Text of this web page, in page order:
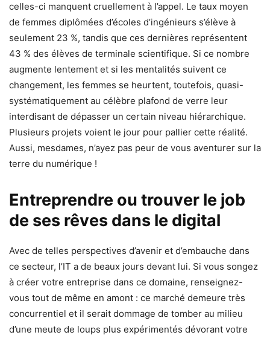
celles-ci manquent cruellement à l’appel. Le taux moyen
de femmes diplômées d’écoles d’ingénieurs s’élève à
seulement 23 %, tandis que ces dernières représentent
43 % des élèves de terminale scientifique. Si ce nombre
augmente lentement et si les mentalités suivent ce
changement, les femmes se heurtent, toutefois, quasi-
systématiquement au célèbre plafond de verre leur
interdisant de dépasser un certain niveau hiérarchique.
Plusieurs projets voient le jour pour pallier cette réalité.
Aussi, mesdames, n’ayez pas peur de vous aventurer sur la
terre du numérique !
Entreprendre ou trouver le job
de ses rêves dans le digital
Avec de telles perspectives d’avenir et d’embauche dans
ce secteur, l’IT a de beaux jours devant lui. Si vous songez
à créer votre entreprise dans ce domaine, renseignez-
vous tout de même en amont : ce marché demeure très
concurrentiel et il serait dommage de tomber au milieu
d’une meute de loups plus expérimentés dévorant votre